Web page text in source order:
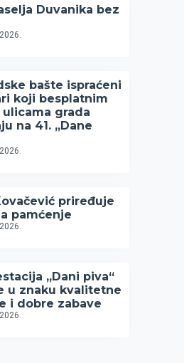
Duvanika bez
bašte ispraćeni
koji besplatnim
grada
na 41. „Dane
priređuje
pamćenje
„Dani piva“
u znaku kvalitetne
i dobre zabave